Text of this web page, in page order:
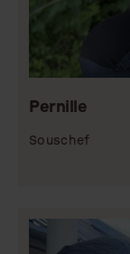
Pernille
Souschef